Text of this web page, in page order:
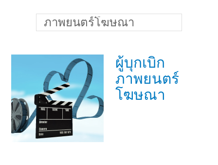
แบบประกันที่เหมาะกับช่วงอายุ
เลือกแบบประกันที่เหมาะกับคุณ
TL Learning Center
ภาพยนตร์โฆษณา
ผู้บุกเบิก
ภาพยนตร์
โฆษณา